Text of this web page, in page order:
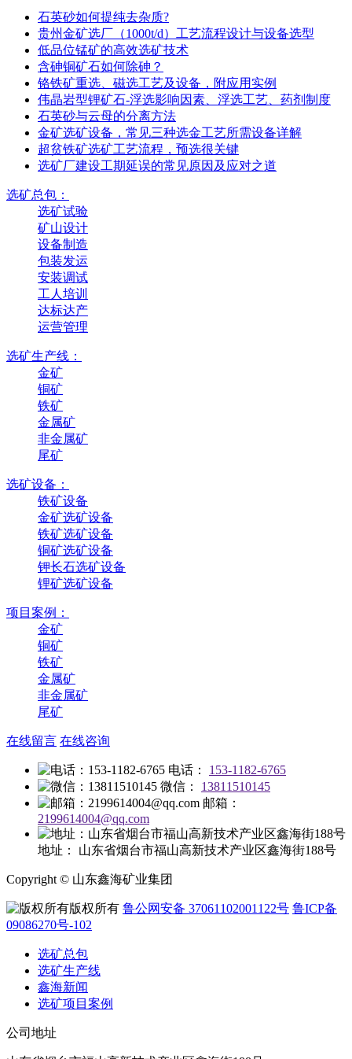
石英砂如何提纯去杂质?
贵州金矿选厂（1000t/d）工艺流程设计与设备选型
低品位锰矿的高效选矿技术
含砷铜矿石如何除砷？
铬铁矿重选、磁选工艺及设备，附应用实例
伟晶岩型锂矿石-浮选影响因素、浮选工艺、药剂制度
石英砂与云母的分离方法
金矿选矿设备，常见三种选金工艺所需设备详解
超贫铁矿选矿工艺流程，预选很关键
选矿厂建设工期延误的常见原因及应对之道
选矿总包：
选矿试验
矿山设计
设备制造
包装发运
安装调试
工人培训
达标达产
运营管理
选矿生产线：
金矿
铜矿
铁矿
金属矿
非金属矿
尾矿
选矿设备：
铁矿设备
金矿选矿设备
铁矿选矿设备
铜矿选矿设备
钾长石选矿设备
锂矿选矿设备
项目案例：
金矿
铜矿
铁矿
金属矿
非金属矿
尾矿
在线留言 在线咨询
电话：
153-1182-6765
微信：
13811510145
邮箱：
2199614004@qq.com
地址： 山东省烟台市福山高新技术产业区鑫海街188号
Copyright © 山东鑫海矿业集团
版权所有 鲁公网安备 37061102001122号 鲁ICP备
09086270号-102
选矿总包
选矿生产线
鑫海新闻
选矿项目案例
公司地址